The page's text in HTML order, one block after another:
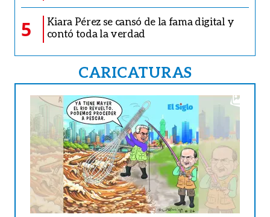
5
Kiara Pérez se cansó de la fama digital y
contó toda la verdad
CARICATURAS